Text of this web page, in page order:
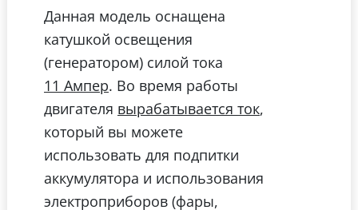
Данная модель оснащена
катушкой освещения
(генератором) силой тока
11 Ампер. Во время работы
двигателя вырабатывается ток,
который вы можете
использовать для подпитки
аккумулятора и использования
электроприборов (фары,